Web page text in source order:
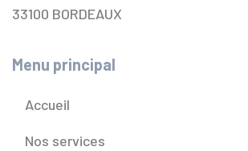
33100 BORDEAUX
Menu principal
Accueil
Nos services